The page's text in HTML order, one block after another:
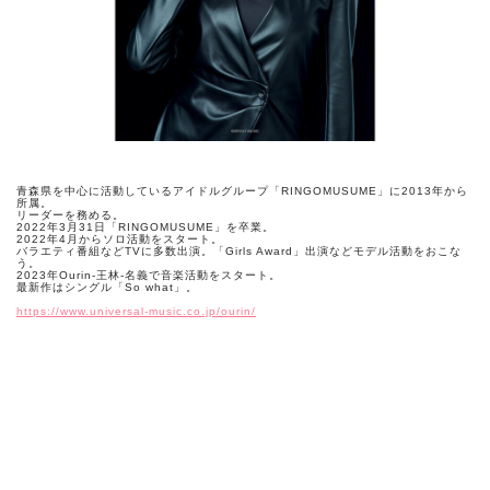
青森県を中心に活動しているアイドルグループ「RINGOMUSUME」に2013年から
所属。
リーダーを務める。
2022年3月31日「RINGOMUSUME」を卒業。
2022年4月からソロ活動をスタート。
バラエティ番組などTVに多数出演。「Girls Award」出演などモデル活動をおこな
う。
2023年Ourin-王林-名義で音楽活動をスタート。
最新作はシングル「So what」。
https://www.universal-music.co.jp/ourin/